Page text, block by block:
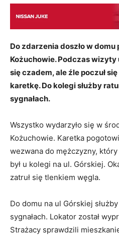
Do zdarzenia doszło w domu
Kożuchowie. Podczas
się czadem, ale źle poczuł
karetkę. Do kolegi służby
sygnałach.
Wszystko wydarzyło się w
Kożuchowie. Karetka
wezwana do mężczyzny,
był u kolegi na ul. Górskiej.
zatruł się tlenkiem węgla.
Do domu na ul Górskiej
sygnałach. Lokator został
Strażacy sprawdzili